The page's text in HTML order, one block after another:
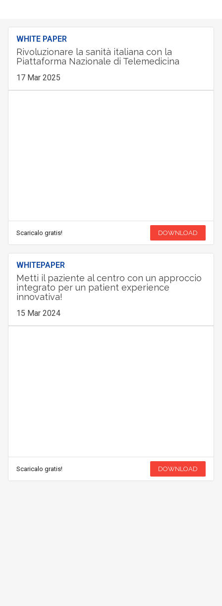
WHITE PAPER
Rivoluzionare la sanità italiana con la
Piattaforma Nazionale di Telemedicina
17 Mar 2025
Scaricalo gratis! DOWNLOAD
WHITEPAPER
Metti il paziente al centro con un approccio
integrato per un patient experience
innovativa!
15 Mar 2024
Scaricalo gratis! DOWNLOAD